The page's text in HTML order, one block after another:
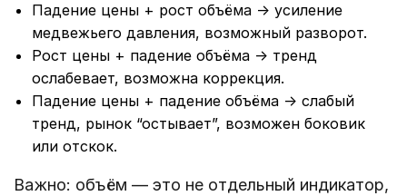
Падение цены + рост объёма → усиление
медвежьего давления, возможный разворот.
Рост цены + падение объёма → тренд
ослабевает, возможна коррекция.
Падение цены + падение объёма → слабый
тренд, рынок “остывает”, возможен боковик
или отскок.
Важно: объём — это не отдельный индикатор,